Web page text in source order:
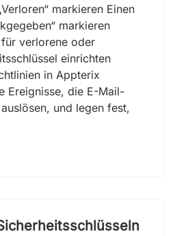
markieren Einen
markieren
verlorene oder
einrichten
in Appterix
Ereignisse, die E-Mail-
und legen fest,